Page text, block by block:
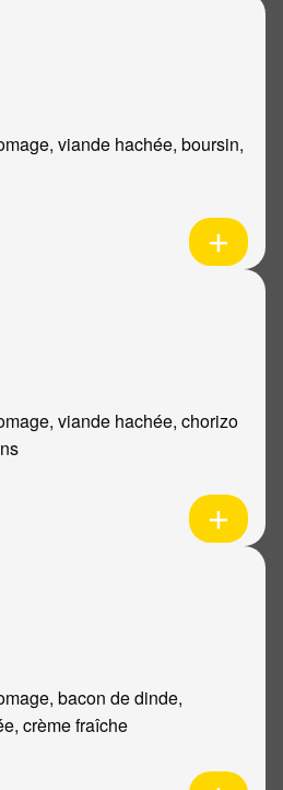
viande hachée, boursin,
viande hachée, chorizo
bacon de dinde,
crème fraîche